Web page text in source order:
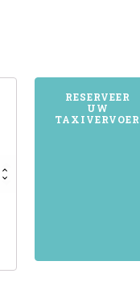
RESERVEER
UW
TAXIVERVOER